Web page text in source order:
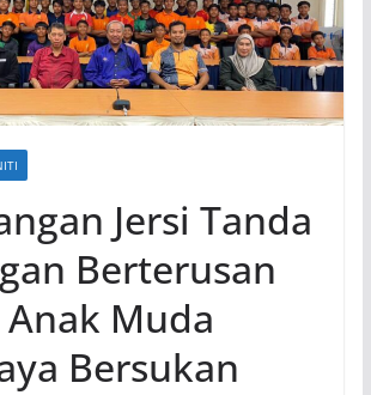
Jersi Tanda
Berterusan
Muda
Bersukan